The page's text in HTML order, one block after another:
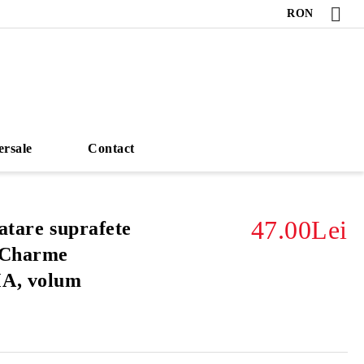
RON
Contact
suprafete
volum
47.00Lei